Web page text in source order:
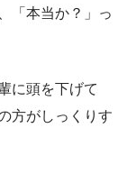
「本当か？」っ
に頭を下げて
方がしっくりす